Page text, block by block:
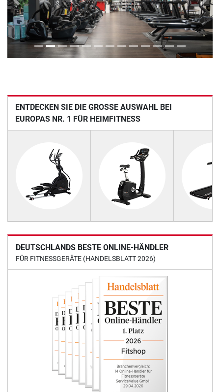
Previous Next
ENTDECKEN SIE DIE GROSSE AUSWAHL BEI E
UROPAS NR. 1 FÜR HEIMFITNESS
DEUTSCHLANDS BESTE ONLINE-HÄNDLER
FÜR FITNESSGERÄTE (HANDELSBLATT 2026)